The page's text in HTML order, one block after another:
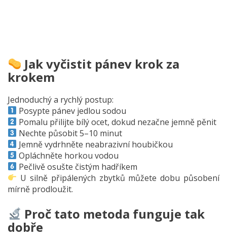
Jak vyčistit pánev krok za
krokem
Jednoduchý a rychlý postup:
Posypte pánev jedlou sodou
Pomalu přilijte bílý ocet, dokud nezačne jemně pěnit
Nechte působit 5–10 minut
Jemně vydrhněte neabrazivní houbičkou
Opláchněte horkou vodou
Pečlivě osušte čistým hadříkem
U silně připálených zbytků můžete dobu působení
mírně prodloužit.
Proč tato metoda funguje tak
dobře